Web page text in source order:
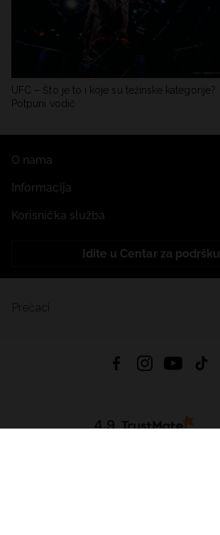
UFC – Što je to i koje su težinske kategorije?
Potpuni vodič
O nama
Informacija
Korisnička služba
Idite u Centar za podršku
4.9